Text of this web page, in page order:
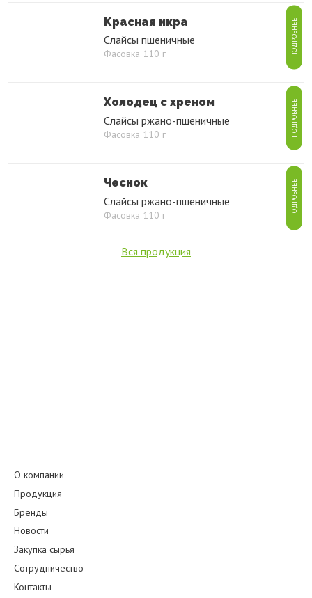
Красная икра
Слайсы пшеничные
Фасовка 110 г ПОДРОБНЕЕ
Холодец с хреном
Слайсы ржано-пшеничные
Фасовка 110 г ПОДРОБНЕЕ
Чеснок
Слайсы ржано-пшеничные
Фасовка 110 г ПОДРОБНЕЕ
Вся продукция
О компании
Продукция
Бренды
Новости
Закупка сырья
Сотрудничество
Контакты